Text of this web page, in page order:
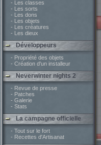
- Les classes
- Les sorts
- Les dons
- Les objets
- Les créatures
- Les dieux
Développeurs
- Propriété des objets
- Création d'un installeur
Neverwinter nights 2
- Revue de presse
- Patches
- Galerie
- Stats
La campagne officielle
- Tout sur le fort
- Recettes d'Artisanat